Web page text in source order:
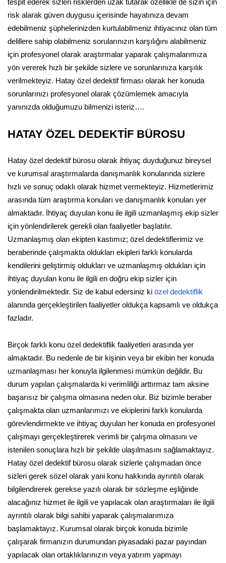
tespit ederek sizleri risklerden uzak tutarak özellikle de sizin için
risk alarak güven duygusu içerisinde hayatınıza devam
edebilmeniz şüphelerinizden kurtulabilmeniz ihtiyacınız olan tüm
delillere sahip olabilmeniz sorularınızın karşılığını alabilmeniz
için profesyonel olarak araştırmalar yaparak çalışmalarımıza
yön vererek hızlı bir şekilde sizlere ve sorunlarınıza karşılık
verilmekteyiz. Hatay özel dedektif firması olarak her konuda
sorunlarınızı profesyonel olarak çözümlemek amacıyla
yanınızda olduğumuzu bilmenizi isteriz….
HATAY ÖZEL DEDEKTİF BÜROSU
Hatay özel dedektif bürosu olarak ihtiyaç duyduğunuz bireysel
ve kurumsal araştırmalarda danışmanlık konularında sizlere
hızlı ve sonuç odaklı olarak hizmet vermekteyiz. Hizmetlerimiz
arasında tüm araştırma konuları ve danışmanlık konuları yer
almaktadır. İhtiyaç duyulan konu ile ilgili uzmanlaşmış ekip sizler
için yönlendirilerek gerekli olan faaliyetler başlatılır.
Uzmanlaşmış olan ekipten kastımız; özel dedektiflerimiz ve
beraberinde çalışmakta oldukları ekipleri farklı konularda
kendilerini geliştirmiş oldukları ve uzmanlaşmış oldukları için
ihtiyaç duyulan konu ile ilgili en doğru ekip sizler için
yönlendirilmektedir. Siz de kabul edersiniz ki özel dedektiflik
alanında gerçekleştirilen faaliyetler oldukça kapsamlı ve oldukça
fazladır.
Birçok farklı konu özel dedektiflik faaliyetleri arasında yer
almaktadır. Bu nedenle de bir kişinin veya bir ekibin her konuda
uzmanlaşması her konuyla ilgilenmesi mümkün değildir. Bu
durum yapılan çalışmalarda ki verimliliği arttırmaz tam aksine
başarısız bir çalışma olmasına neden olur. Biz bizimle beraber
çalışmakta olan uzmanlarımızı ve ekiplerini farklı konularda
görevlendirmekte ve ihtiyaç duyulan her konuda en profesyonel
çalışmayı gerçekleştirerek verimli bir çalışma olmasını ve
istenilen sonuçlara hızlı bir şekilde ulaşılmasını sağlamaktayız.
Hatay özel dedektif bürosu olarak sizlerle çalışmadan önce
sizleri gerek sözel olarak yani konu hakkında ayrıntılı olarak
bilgilendirerek gerekse yazılı olarak bir sözleşme eşliğinde
alacağınız hizmet ile ilgili ve yapılacak olan araştırmaları ile ilgili
ayrıntılı olarak bilgi sahibi yaparak çalışmalarımıza
başlamaktayız. Kurumsal olarak birçok konuda bizimle
çalışarak firmanızın durumundan piyasadaki pazar payından
yapılacak olan ortaklıklarınızın veya yatırım yapmayı